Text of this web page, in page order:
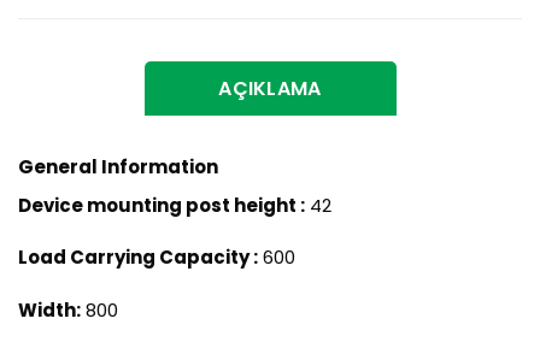
AÇIKLAMA
General Information
Device mounting post height : 42
Load Carrying Capacity :600
Width:800